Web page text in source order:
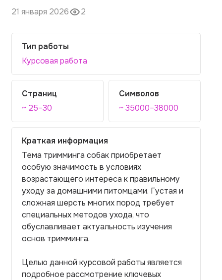
Порядок оплаты
Вопросы и ответы
Отзывы
21 января 2026 2
Тип работы
Курсовая работа
Страниц
~ 25–30
Символов
~ 35000–38000
Краткая информация
Тема тримминга собак приобретает
особую значимость в условиях
возрастающего интереса к правильному
уходу за домашними питомцами. Густая и
сложная шерсть многих пород требует
специальных методов ухода, что
обуславливает актуальность изучения
основ тримминга.
Целью данной курсовой работы является
подробное рассмотрение ключевых